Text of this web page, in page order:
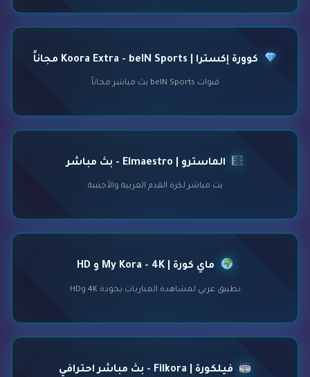
كوورة إكسترا | Koora Extra - beIN Sports مجاناً
قنوات beIN Sports بث مباشر مجاناً
الماسترو | Elmaestro - بث مباشر
بث مباشر لكرة القدم العربية والأجنبية
ماي كورة | My Kora - 4K و HD
تطبيق عربي لمشاهدة المباريات بجودة 4K وHD
فيلكورة | Filkora - بث مباشر احترافي